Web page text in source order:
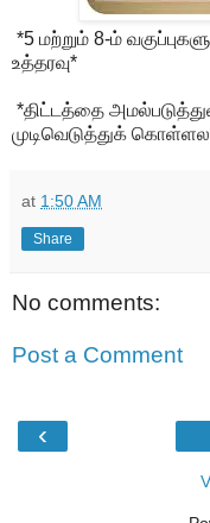
*5 மற்றும் 8-ம்
உத்தரவு*
*திட்டத்தை
முடிவெடுத்துக்
at 1:50 AM
Share
No comments:
Post a Comment
‹